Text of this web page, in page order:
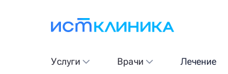
Услуги Врачи Лечение